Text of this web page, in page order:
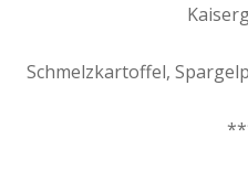
Schmelzkartoffel,